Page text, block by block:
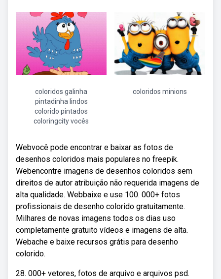
coloridos galinha
pintadinha lindos
colorido pintados
coloringcity vocês
coloridos minions
Webvocê pode encontrar e baixar as fotos de
desenhos coloridos mais populares no freepik.
Webencontre imagens de desenhos coloridos sem
direitos de autor atribuição não requerida imagens de
alta qualidade. Webbaixe e use 100. 000+ fotos
profissionais de desenho colorido gratuitamente.
Milhares de novas imagens todos os dias uso
completamente gratuito vídeos e imagens de alta.
Webache e baixe recursos grátis para desenho
colorido.
28. 000+ vetores, fotos de arquivo e arquivos psd.